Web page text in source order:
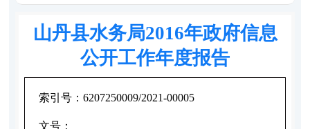
山丹县水务局2016年政府信息
公开工作年度报告
索引号： 6207250009/2021-00005
文号：